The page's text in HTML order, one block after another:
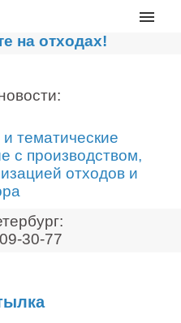
линии
проекты
на отходах!
тематические
с производством,
отходов и
30-77